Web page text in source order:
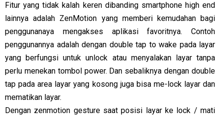
Fitur yang tidak kalah keren dibanding smartphone high end
lainnya adalah ZenMotion yang memberi kemudahan bagi
penggunanaya mengakses aplikasi favoritnya. Contoh
penggunannya adalah dengan double tap to wake pada layar
yang berfungsi untuk unlock atau menyalakan layar tanpa
perlu menekan tombol power. Dan sebaliknya dengan double
tap pada area layar yang kosong juga bisa me-lock layar dan
mematikan layar.
Dengan zenmotion gesture saat posisi layar ke lock / mati